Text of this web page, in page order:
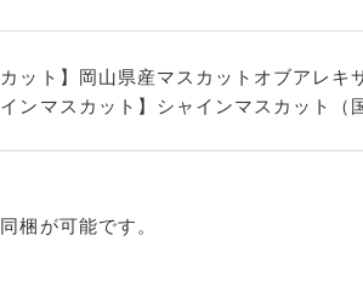
カット】岡山県産マスカットオブアレ
インマスカット】シャインマスカット
梱が可能です。